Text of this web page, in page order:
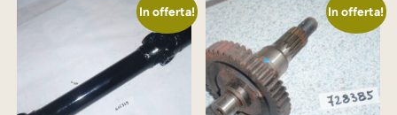
In offerta! In offerta!